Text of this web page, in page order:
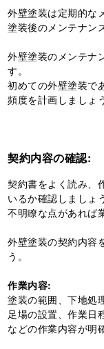
外壁塗装は定期的な
塗装後のメンテナン
外壁塗装のメンテナ
す。
初めての外壁塗装で
頻度を計画しましょう
契約内容の確認:
契約書をよく読み、
いるか確認しましょう
不明瞭な点があれば
外壁塗装の契約内容
う。
作業内容:
塗装の範囲、下地処
足場の設置、作業日
などの作業内容が明